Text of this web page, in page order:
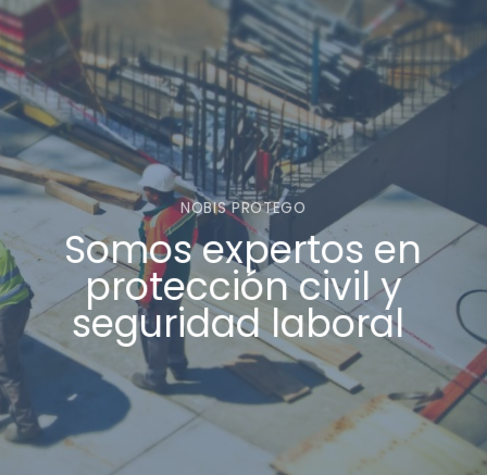
NOBIS PROTEGO
Somos expertos en
protección civil y
seguridad laboral